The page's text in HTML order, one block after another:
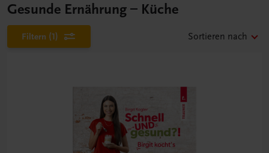
Gesunde Ernährung – Küche
Filtern (1) Sortieren nach